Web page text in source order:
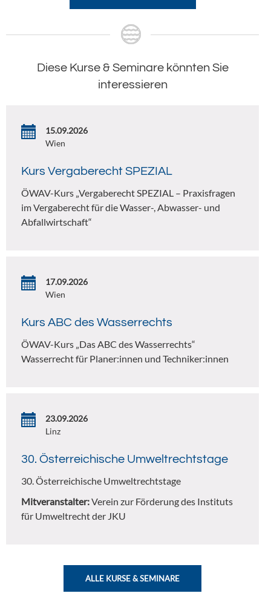
Diese Kurse & Seminare könnten Sie
interessieren
15.09.2026
Wien
Kurs Vergaberecht SPEZIAL
ÖWAV-Kurs „Vergaberecht SPEZIAL – Praxisfragen
im Vergaberecht für die Wasser-, Abwasser- und
Abfallwirtschaft“
17.09.2026
Wien
Kurs ABC des Wasserrechts
ÖWAV-Kurs „Das ABC des Wasserrechts“
Wasserrecht für Planer:innen und Techniker:innen
23.09.2026
Linz
30. Österreichische Umweltrechtstage
30. Österreichische Umweltrechtstage
Mitveranstalter:Verein zur Förderung des Instituts
für Umweltrecht der JKU
ALLE KURSE & SEMINARE